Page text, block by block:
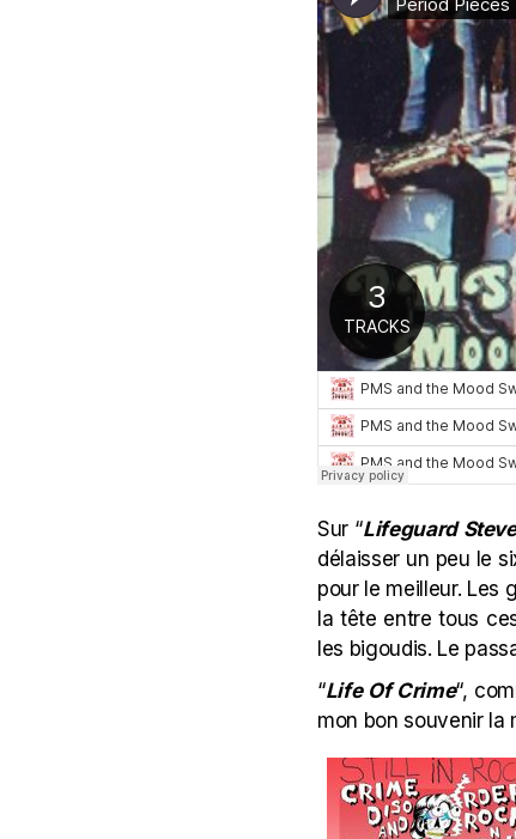
Sur “Lifeguard Steve
délaisser un peu le
pour le meilleur. Les
la tête entre tous
les bigoudis. Le
“Life Of Crime“,
mon bon souvenir la